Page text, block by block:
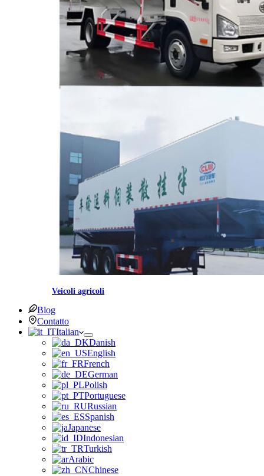
Veicoli agricoli
Blog
Contatto
Italian
Danish
English
French
German
Polish
Portuguese
Russian
Spanish
Japanese
Indonesian
Turkish
Arabic
Chinese